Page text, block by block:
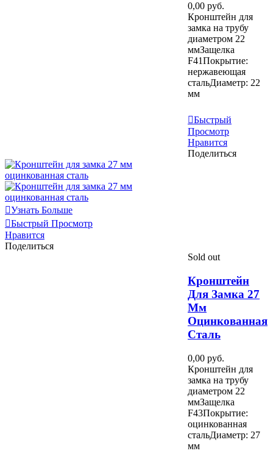
0,00 руб.
Кронштейн для
замка на трубу
диаметром 22
ммЗащелка
F41Покрытие:
нержавеющая
стальДиаметр: 22
мм
Быстрый
Просмотр
Нравится
Поделиться
Узнать Больше
Быстрый Просмотр
Нравится
Поделиться
Sold out
Кронштейн
Для Замка 27
Мм
Оцинкованная
Сталь
0,00 руб.
Кронштейн для
замка на трубу
диаметром 22
ммЗащелка
F43Покрытие:
оцинкованная
стальДиаметр: 27
мм